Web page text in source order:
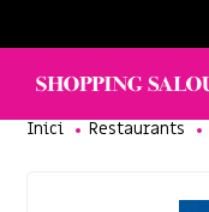
Inici Restaurants